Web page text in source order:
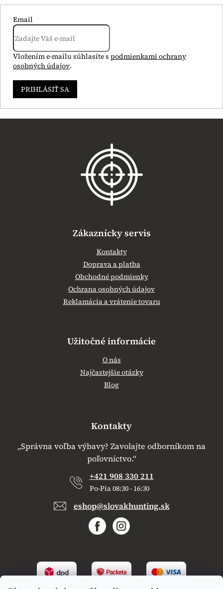
Email
Vložením e-mailu súhlasíte s podmienkami ochrany
osobných údajov.
PRIHLÁSIŤ SA
Zákaznícky servis
Kontakty
Doprava a platba
Obchodné podmienky
Ochrana osobných údajov
Reklamácia a vrátenie tovaru
Užitočné informácie
O nás
Najčastejšie otázky
Blog
Kontakty
„Správna voľba výbavy? Zavolajte odborníkom na
poľovníctvo.“
+421 908 330 211
Po-Pia 08:30 - 16:30
eshop@slovakhunting.sk